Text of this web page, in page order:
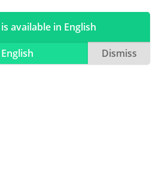
available in English
Dismiss